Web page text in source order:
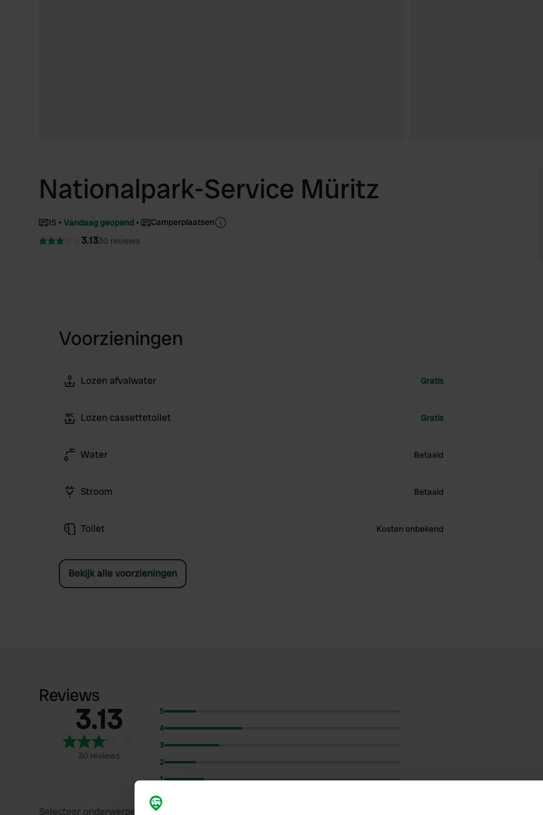
Nationalpark-Service Müritz
15 Vandaag geopend Camperplaatsen
3.1330 reviews
Voorzieningen
Lozen afvalwater Gratis
Lozen cassettetoilet Gratis
Water Betaald
Stroom Betaald
Toilet Kosten onbekend
Bekijk alle voorzieningen
Reviews
3.13
30 reviews
5
4
3
2
1
Selecteer onderwerpen om reviews over te lezen: